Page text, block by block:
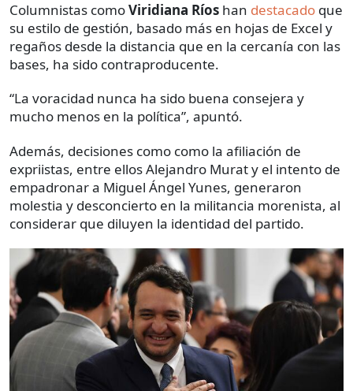
Columnistas comoViridiana Ríos han destacado que
su estilo de gestión, basado más en hojas de Excel y
regaños desde la distancia que en la cercanía con las
bases, ha sido contraproducente.
“La voracidad nunca ha sido buena consejera y
mucho menos en la política”, apuntó.
Además, decisiones como como la afiliación de
expriistas, entre ellos Alejandro Murat y el intento de
empadronar a Miguel Ángel Yunes, generaron
molestia y desconcierto en la militancia morenista, al
considerar que diluyen la identidad del partido.